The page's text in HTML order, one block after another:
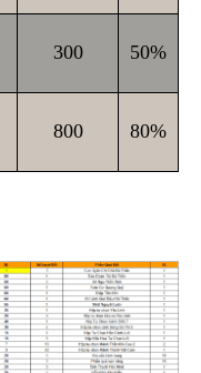
300 50%
800 80%